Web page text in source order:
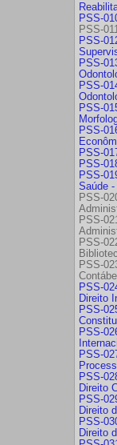
PSS-
PSS-
PSS-
PSS-
PSS-
PSS-
PSS-
PSS-
PSS-
PSS-
Saúde
PSS-
PSS-
PSS-
PSS-
PSS-
Direito
PSS-
PSS-
PSS-
PSS-
Direito
PSS-
Direito
PSS-
Direito